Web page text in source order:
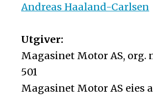
Andreas Haaland-Carlsen
Utgiver:
Magasinet Motor AS, org.
501
Magasinet Motor AS eies